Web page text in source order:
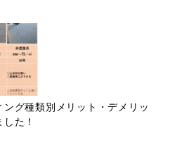
ング種類別メリット・デメリッ
た！